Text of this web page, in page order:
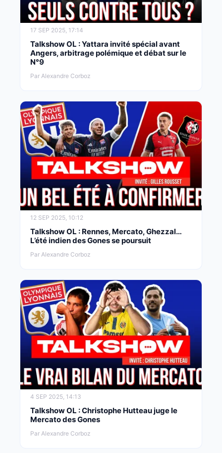
17 SEP 2025, 17:14
Talkshow OL : Yattara invité spécial avant
Angers, arbitrage polémique et débat sur le
N°9
Par Alexandre Corboz
12 SEP 2025, 10:12
Talkshow OL : Rennes, Mercato, Ghezzal…
L’été indien des Gones se poursuit
Par Alexandre Corboz
4 SEP 2025, 14:13
Talkshow OL : Christophe Hutteau juge le
Mercato des Gones
Par Alexandre Corboz